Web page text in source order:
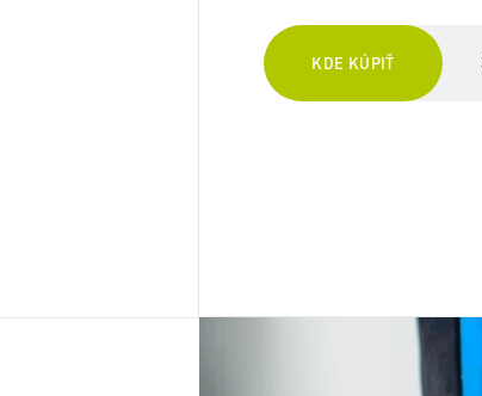
KDE KÚPIŤ